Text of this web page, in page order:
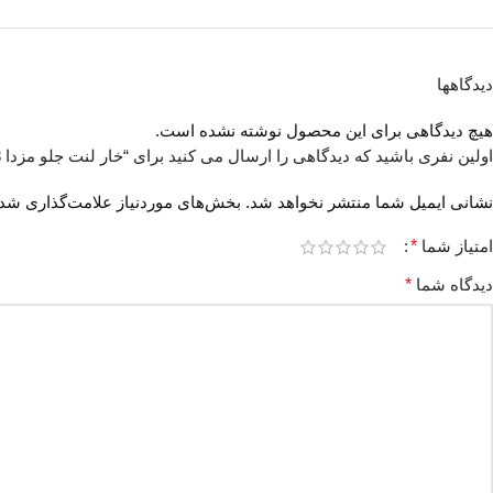
دیدگاهها
هیچ دیدگاهی برای این محصول نوشته نشده است.
اولین نفری باشید که دیدگاهی را ارسال می کنید برای “خار لنت جلو مزدا 323”
نشانی ایمیل شما منتشر نخواهد شد. بخش‌های موردنیاز علامت‌گذاری
امتیاز شما *
دیدگاه شما *